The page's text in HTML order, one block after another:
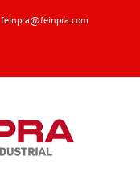
feinpra@feinpra.com